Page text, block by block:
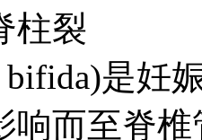
柱裂
bifida)是妊
响而至脊